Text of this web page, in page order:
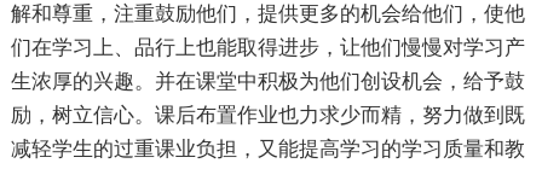
解和尊重，注重鼓励他们，提供更多的机会给他们，使他
们在学习上、品行上也能取得进步，让他们慢慢对学习产
生浓厚的兴趣。并在课堂中积极为他们创设机会，给予鼓
励，树立信心。课后布置作业也力求少而精，努力做到既
减轻学生的过重课业负担，又能提高学习的学习质量和教